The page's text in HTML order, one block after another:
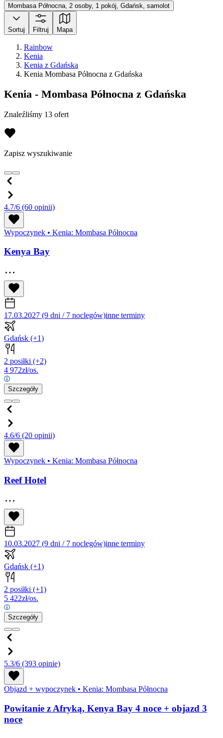
Mombasa Północna, 2 osoby, 1 pokój, Gdańsk, samolot
Sortuj Filtruj Mapa
Rainbow
Kenia
Kenia z Gdańska
Kenia Mombasa Północna z Gdańska
Kenia - Mombasa Północna z Gdańska
Znaleźliśmy 13 ofert
Zapisz wyszukiwanie
4.7/6 (60 opinii)
Wypoczynek • Kenia: Mombasa Północna
Kenya Bay
17.03.2027 (9 dni / 7 noclegów)inne terminy
Gdańsk (+1)
2 posiłki (+2)
4 972zł/os.
Szczegóły
4.6/6 (20 opinii)
Wypoczynek • Kenia: Mombasa Północna
Reef Hotel
10.03.2027 (9 dni / 7 noclegów)inne terminy
Gdańsk (+1)
2 posiłki (+1)
5 422zł/os.
Szczegóły
5.3/6 (393 opinie)
Objazd + wypoczynek • Kenia: Mombasa Północna
Powitanie z Afryką, Kenya Bay 4 noce + objazd 3
noce